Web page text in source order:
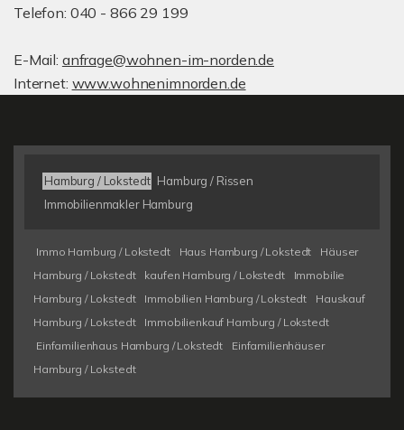
Telefon: 040 - 866 29 199
E-Mail: anfrage@wohnen-im-norden.de
Internet: www.wohnenimnorden.de
Hamburg / Lokstedt Hamburg / Rissen
Immobilienmakler Hamburg
Immo Hamburg / Lokstedt Haus Hamburg / Lokstedt
Häuser
Hamburg / Lokstedt
kaufen Hamburg / Lokstedt
Immobilie
Hamburg / Lokstedt
Immobilien Hamburg / Lokstedt
Hauskauf
Hamburg / Lokstedt
Immobilienkauf Hamburg / Lokstedt
Einfamilienhaus Hamburg / Lokstedt
Einfamilienhäuser
Hamburg / Lokstedt